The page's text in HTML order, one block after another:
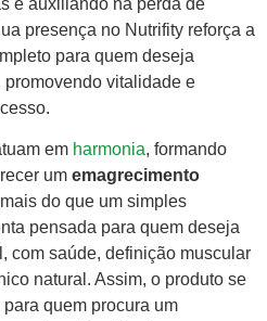
e auxiliando na perda de
presença no Nutrifity reforça a
para quem deseja
vitalidade e
em harmonia, formando
um emagrecimento
do que um simples
pensada para quem deseja
com saúde, definição muscular
natural. Assim, o produto se
quem procura um